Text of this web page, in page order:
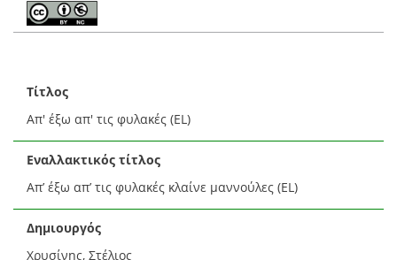
Τίτλος
Απ' έξω απ' τις φυλακές (EL)
Εναλλακτικός τίτλος
Απ’ έξω απ’ τις φυλακές κλαίνε μαννούλες (EL)
Δημιουργός
Χρυσίνης, Στέλιος